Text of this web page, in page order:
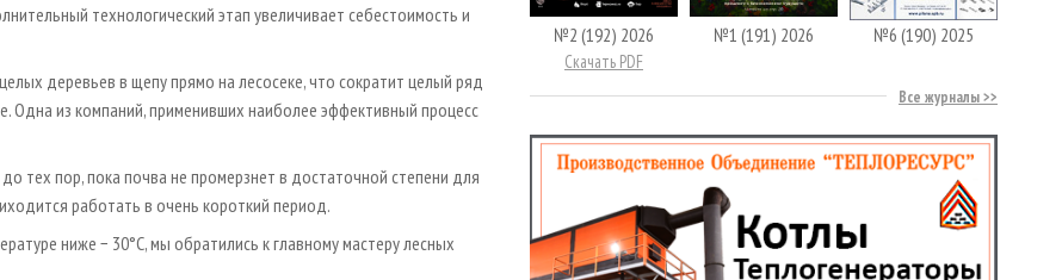
технологический этап увеличивает себестоимость и
деревьев в щепу прямо на лесосеке, что сократит целый ряд
из компаний, применивших наиболее эффективный процесс
тех пор, пока почва не промерзнет в достаточной степени для
работать в очень короткий период.
ниже − 30°С, мы обратились к главному мастеру лесных
№2 (192) 2026
Скачать PDF
№1 (191) 2026 №6 (190) 2025
Все журналы